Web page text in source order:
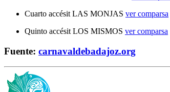
Cuarto accésit LAS MONJAS ver comparsa
Quinto accésit LOS MISMOS ver comparsa
Fuente: carnavaldebadajoz.org